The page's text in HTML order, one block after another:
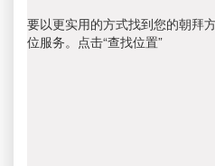
要以更实用的方式找到您的朝拜
位服务。点击“查找位置”